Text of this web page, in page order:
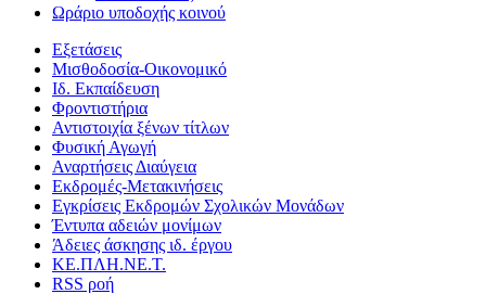
Ωράριο υποδοχής κοινού
Εξετάσεις
Μισθοδοσία-Οικονομικό
Ιδ. Εκπαίδευση
Φροντιστήρια
Αντιστοιχία ξένων τίτλων
Φυσική Αγωγή
Αναρτήσεις Διαύγεια
Εκδρομές-Μετακινήσεις
Εγκρίσεις Εκδρομών Σχολικών Μονάδων
Έντυπα αδειών μονίμων
Άδειες άσκησης ιδ. έργου
ΚΕ.ΠΛΗ.ΝΕ.Τ.
RSS ροή